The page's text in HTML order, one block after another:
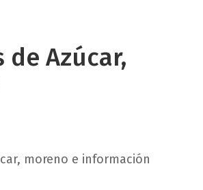
de Azúcar,
moreno e información